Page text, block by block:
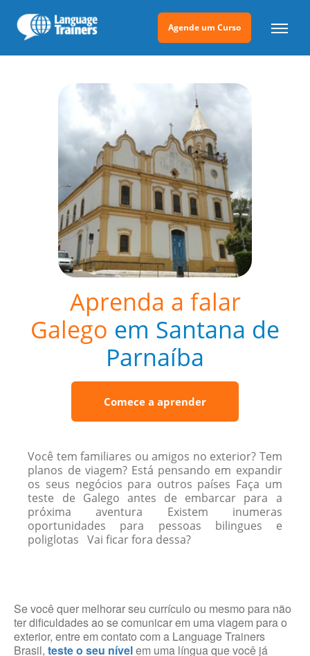
Agende um Curso
Aprenda a falar
Galego em Santana de
Parnaíba
Comece a aprender
Você tem familiares ou amigos no exterior? Tem
planos de viagem? Está pensando em expandir
os seus negócios para outros países Faça um
teste de Galego antes de embarcar para a
próxima aventura Existem inumeras
oportunidades para pessoas bilingues e
poliglotas Vai ficar fora dessa?
Se você quer melhorar seu currículo ou mesmo para não
ter dificuldades ao se comunicar em uma viagem para o
exterior, entre em contato com a Language Trainers
Brasil, teste o seu nívelem uma língua que você já